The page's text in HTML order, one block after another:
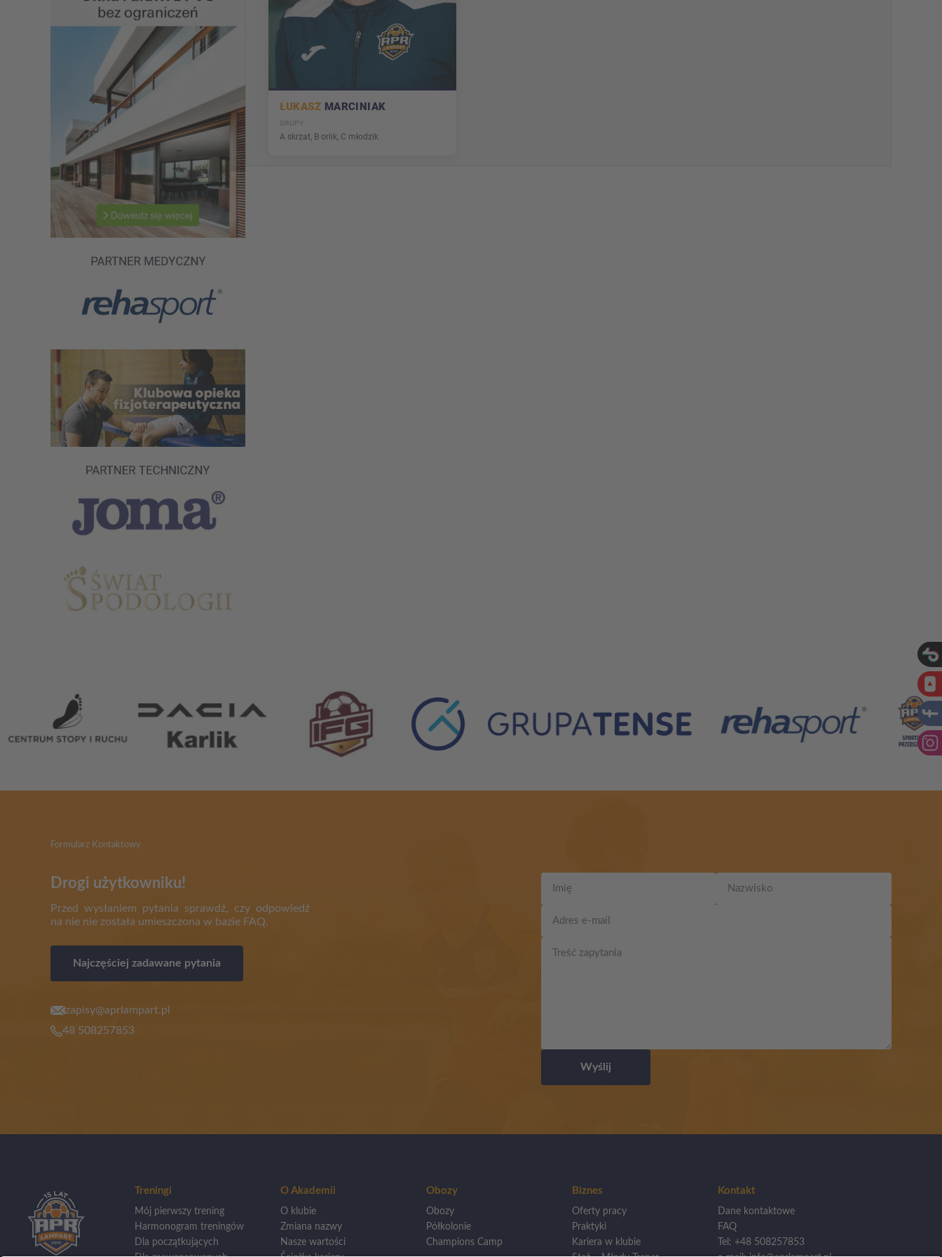
ŁUKASZ MARCINIAK
GRUPY
A skrzat, B orlik, C młodzik
Formularz Kontaktowy
Drogi użytkowniku!
Przed wysłaniem pytania sprawdź, czy odpowiedź
na nie nie została umieszczona w bazie FAQ.
Najczęściej zadawane pytania
zapisy@aprlampart.pl
48 508257853
Wyślij
Treningi
Mój pierwszy trening
Harmonogram treningów
Dla początkujących
O Akademii
O klubie
Zmiana nazwy
Nasze wartości
Obozy
Obozy
Półkolonie
Champions Camp
Biznes
Oferty pracy
Praktyki
Kariera w klubie
Kontakt
Dane kontaktowe
FAQ
Tel: +48 508257853